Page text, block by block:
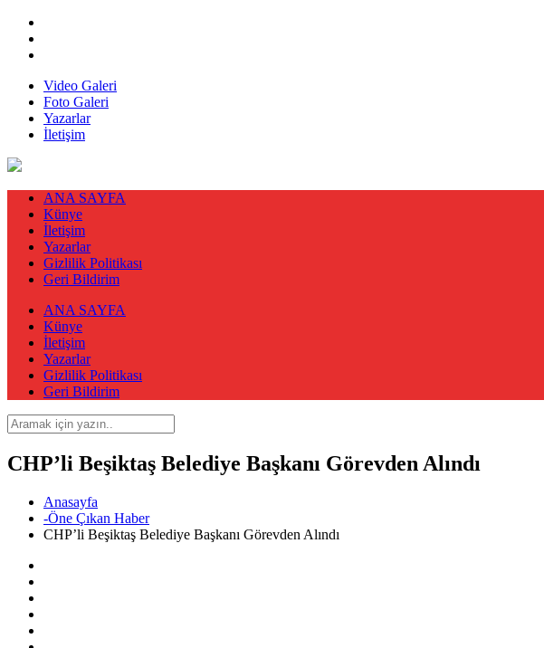
Video Galeri
Foto Galeri
Yazarlar
İletişim
ANA SAYFA
Künye
İletişim
Yazarlar
Gizlilik Politikası
Geri Bildirim
ANA SAYFA
Künye
İletişim
Yazarlar
Gizlilik Politikası
Geri Bildirim
CHP’li Beşiktaş Belediye Başkanı Görevden Alındı
Anasayfa
-Öne Çıkan Haber
CHP’li Beşiktaş Belediye Başkanı Görevden Alındı